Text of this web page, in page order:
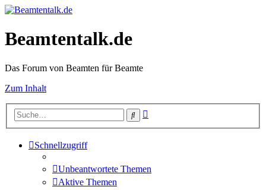
Beamtentalk.de
Das Forum von Beamten für Beamte
Zum Inhalt
Suche
Schnellzugriff
Unbeantwortete Themen
Aktive Themen